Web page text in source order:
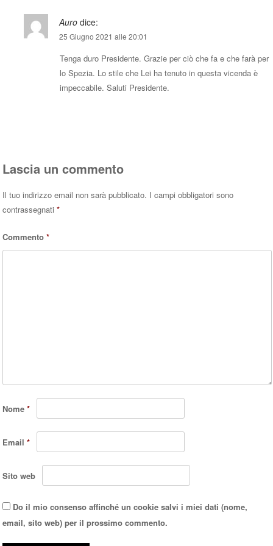
Auro dice:
25 Giugno 2021 alle 20:01
Tenga duro Presidente. Grazie per ciò che fa e che farà per
lo Spezia. Lo stile che Lei ha tenuto in questa vicenda è
impeccabile. Saluti Presidente.
Lascia un commento
Il tuo indirizzo email non sarà pubblicato. I campi obbligatori sono
contrassegnati*
Commento*
Nome*
Email*
Sito web
Do il mio consenso affinché un cookie salvi i miei dati (nome,
email, sito web) per il prossimo commento.